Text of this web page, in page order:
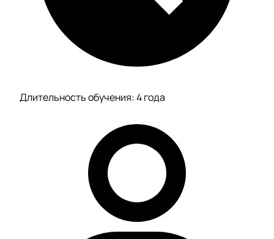
Длительность обучения: 4 года